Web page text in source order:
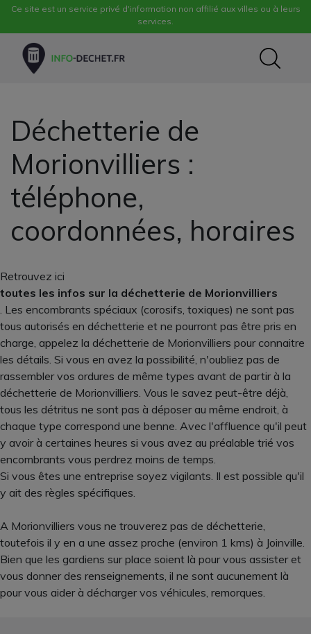
Ce site est un service privé d'information non affilié aux villes ou à leurs
services.
Déchetterie de
Morionvilliers :
téléphone,
coordonnées, horaires
Retrouvez ici
toutes les infos sur la déchetterie de Morionvilliers
. Les encombrants spéciaux (corosifs, toxiques) ne sont pas
tous autorisés en déchetterie et ne pourront pas être pris en
charge, appelez la déchetterie de Morionvilliers pour connaitre
les détails. Si vous en avez la possibilité, n'oubliez pas de
rassembler vos ordures de même types avant de partir à la
déchetterie de Morionvilliers. Vous le savez peut-être déjà,
tous les détritus ne sont pas à déposer au même endroit, à
chaque type correspond une benne. Avec l'affluence qu'il peut
y avoir à certaines heures si vous avez au préalable trié vos
encombrants vous perdrez moins de temps.
Si vous êtes une entreprise soyez vigilants. Il est possible qu'il
y ait des règles spécifiques.
A Morionvilliers vous ne trouverez pas de déchetterie,
toutefois il y en a une assez proche (environ 1 kms) à Joinville.
Bien que les gardiens sur place soient là pour vous assister et
vous donner des renseignements, il ne sont aucunement là
pour vous aider à décharger vos véhicules, remorques.